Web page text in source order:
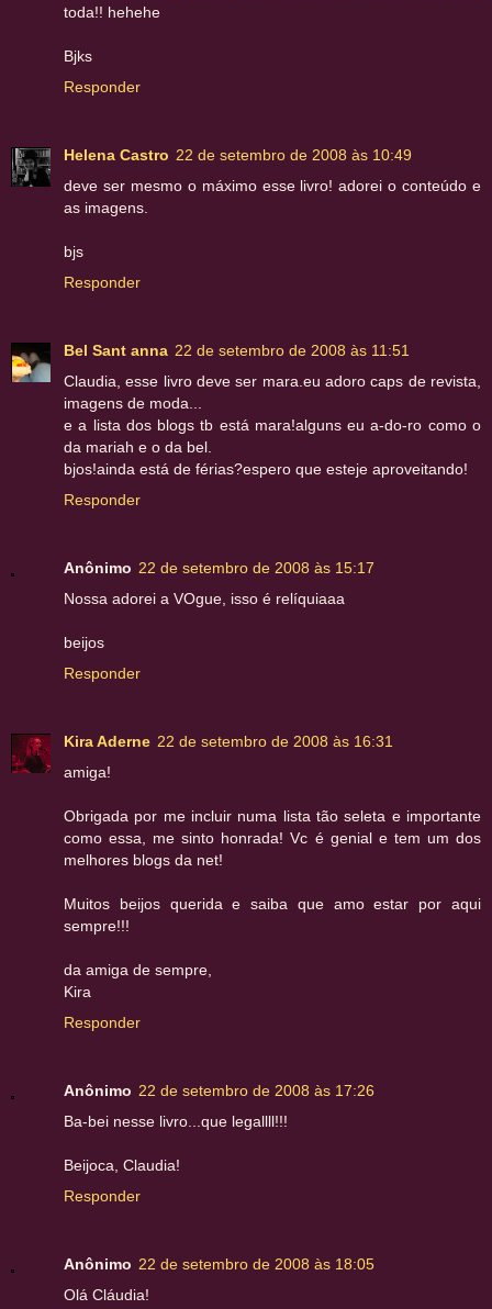
toda!! hehehe
Bjks
Responder
Helena Castro 22 de setembro de 2008 às 10:49
deve ser mesmo o máximo esse livro! adorei o conteúdo e
as imagens.
bjs
Responder
Bel Sant anna 22 de setembro de 2008 às 11:51
Claudia, esse livro deve ser mara.eu adoro caps de revista,
imagens de moda...
e a lista dos blogs tb está mara!alguns eu a-do-ro como o
da mariah e o da bel.
bjos!ainda está de férias?espero que esteje aproveitando!
Responder
Anônimo 22 de setembro de 2008 às 15:17
Nossa adorei a VOgue, isso é relíquiaaa
beijos
Responder
Kira Aderne 22 de setembro de 2008 às 16:31
amiga!
Obrigada por me incluir numa lista tão seleta e importante
como essa, me sinto honrada! Vc é genial e tem um dos
melhores blogs da net!
Muitos beijos querida e saiba que amo estar por aqui
sempre!!!
da amiga de sempre,
Kira
Responder
Anônimo 22 de setembro de 2008 às 17:26
Ba-bei nesse livro...que legallll!!!
Beijoca, Claudia!
Responder
Anônimo 22 de setembro de 2008 às 18:05
Olá Cláudia!